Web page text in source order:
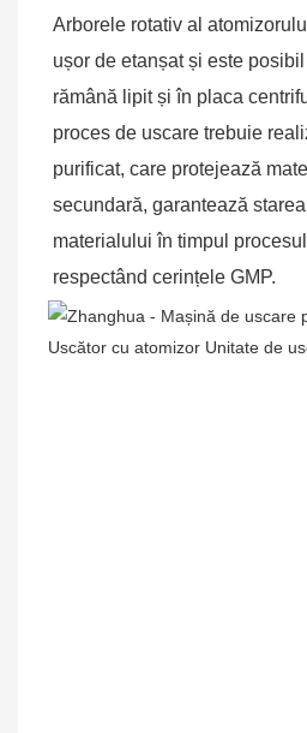
Arborele rotativ al
ușor de etanșat și este
rămână lipit și în placa
proces de uscare trebuie
purificat, care protejează
secundară, garantează
materialului în timpul
respectând cerințele GMP.